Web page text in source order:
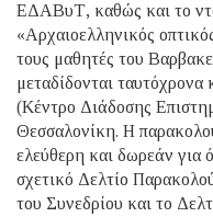
ΕΔΑΒυΤ, καθώς και το
«Αρχαιοελληνικός
τους μαθητές του
μεταδίδονται
(Κέντρο Διάδοσης
Θεσσαλονίκη. Η
ελεύθερη και δωρεάν για
σχετικό Δελτίο
του Συνεδρίου και το